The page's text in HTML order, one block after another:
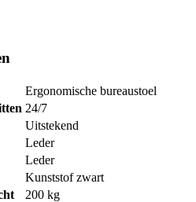
Ergonomische bureaustoel
24/7
Uitstekend
Leder
Leder
Kunststof zwart
200 kg